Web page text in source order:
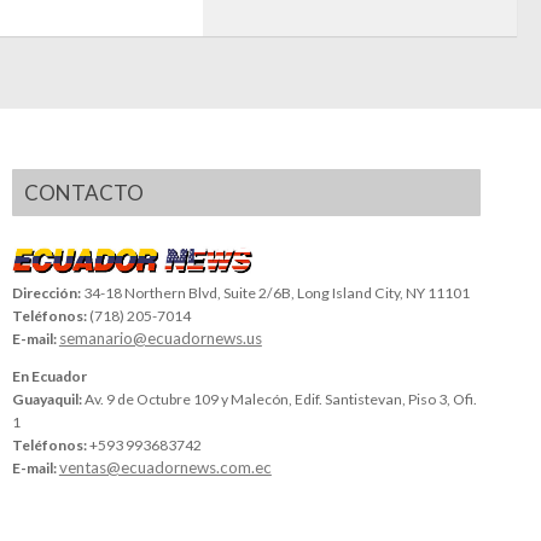
CONTACTO
Dirección: 34-18 Northern Blvd, Suite 2/6B, Long Island City, NY 11101
Teléfonos: (718) 205-7014
E-mail: semanario@ecuadornews.us
En Ecuador
Guayaquil:Av. 9 de Octubre 109 y Malecón, Edif. Santistevan, Piso 3, Ofi.
1
Teléfonos:+593 993683742
E-mail:ventas@ecuadornews.com.ec